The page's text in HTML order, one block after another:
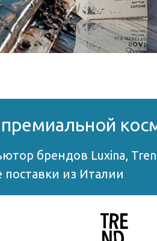
брендов Luxina,
из Италии